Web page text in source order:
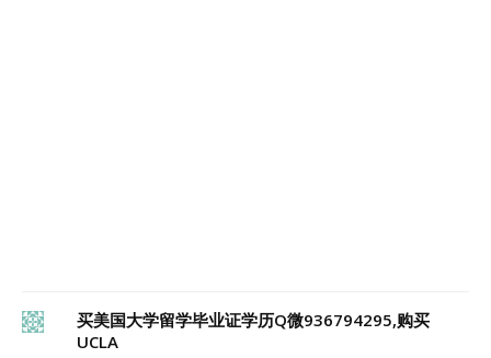
买美国大学留学毕业证学历Q微936794295,购买
UCLA